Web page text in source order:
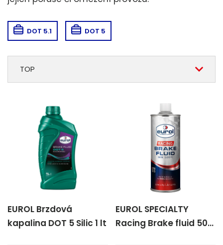
TOP
DOT 5.1 DOT 5
EUROL Brzdová
kapalina DOT 5 Silic 1 lt
EUROL SPECIALTY
Racing Brake fluid 500